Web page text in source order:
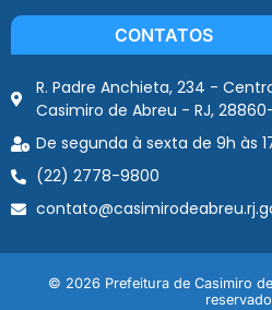
CONTATOS
R. Padre Anchieta, 234 -
Casimiro de Abreu - RJ,
De segunda à sexta de 9h às
(22) 2778-9800
© 2026 Prefeitura de Casimiro